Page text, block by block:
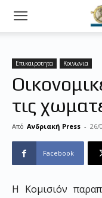
Επικαιροτητα Κοινωνια
τις
Από Ανδριακή Press - 26/
Facebook
Η Κομισιόν